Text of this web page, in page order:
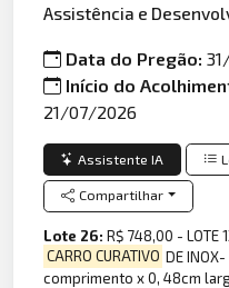
Assistência e
Data do Pregão:
Início do
21/07/2026
Assistente IA
Compartilhar
Lote 26:R$ 748,00 - LOTE
CARRO CURATIVO DE
comprimento x 0, 48cm